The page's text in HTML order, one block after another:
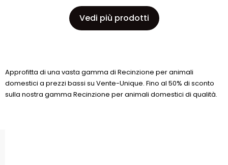
Vedi più prodotti
Approfitta di una vasta gamma di Recinzione per animali
domestici a prezzi bassi su Vente-Unique. Fino al 50% di sconto
sulla nostra gamma Recinzione per animali domestici di qualità.